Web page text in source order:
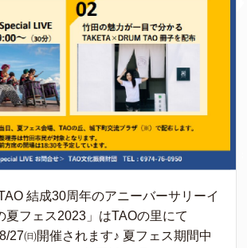
結成30周年のアニーバーサリーイ
夏フェス2023」はTAOの里にて
27㈰開催されます♪ 夏フェス期間中